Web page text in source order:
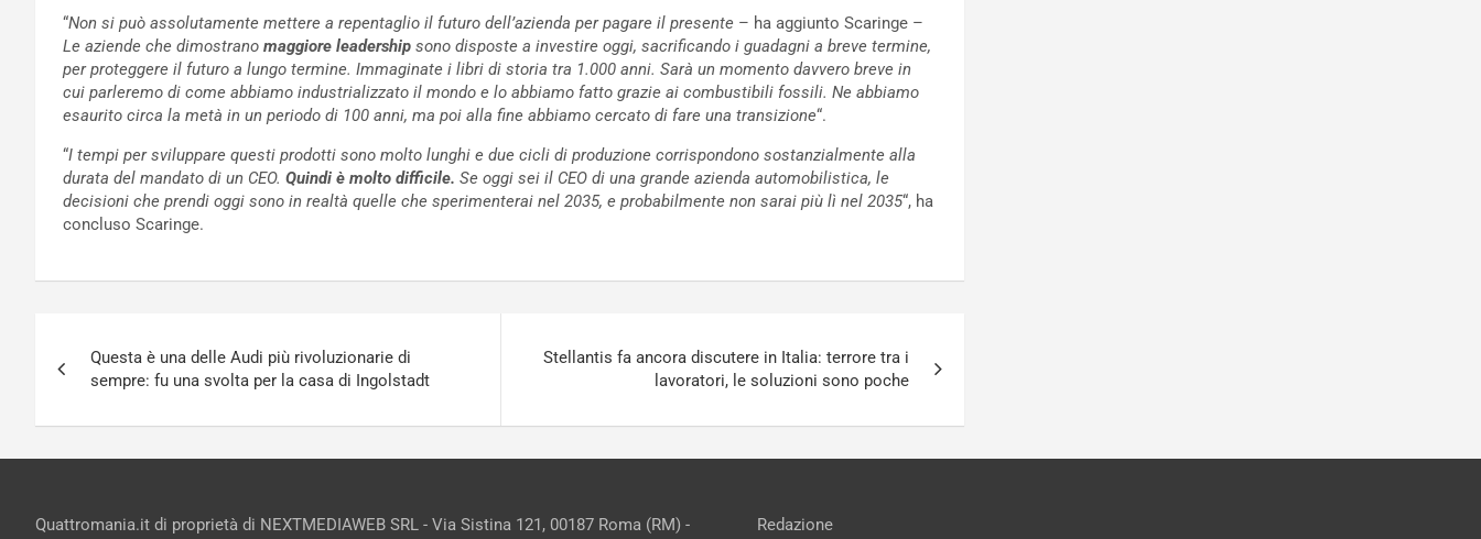
“Non si può assolutamente mettere a repentaglio il futuro dell’azienda per pagare il presente – ha aggiunto Scaringe –
Le aziende che dimostrano maggiore leadership sono disposte a investire oggi, sacrificando i guadagni a breve termine,
per proteggere il futuro a lungo termine. Immaginate i libri di storia tra 1.000 anni. Sarà un momento davvero breve in
cui parleremo di come abbiamo industrializzato il mondo e lo abbiamo fatto grazie ai combustibili fossili. Ne abbiamo
esaurito circa la metà in un periodo di 100 anni, ma poi alla fine abbiamo cercato di fare una transizione“.
“I tempi per sviluppare questi prodotti sono molto lunghi e due cicli di produzione corrispondono sostanzialmente alla
durata del mandato di un CEO. Quindi è molto difficile. Se oggi sei il CEO di una grande azienda automobilistica, le
decisioni che prendi oggi sono in realtà quelle che sperimenterai nel 2035, e probabilmente non sarai più lì nel 2035“, ha
concluso Scaringe.
articoli
Questa è una delle Audi più rivoluzionarie di
sempre: fu una svolta per la casa di Ingolstadt
Stellantis fa ancora discutere in Italia: terrore tra i
lavoratori, le soluzioni sono poche
Quattromania.it di proprietà di NEXTMEDIAWEB SRL - Via Sistina 121, 00187 Roma (RM) -
Redazione